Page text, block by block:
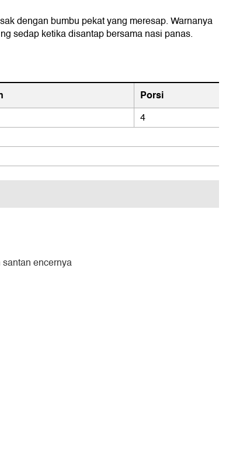
dengan bumbu pekat yang meresap. Warnanya
sedap ketika disantap bersama nasi panas.
Porsi
4
encernya